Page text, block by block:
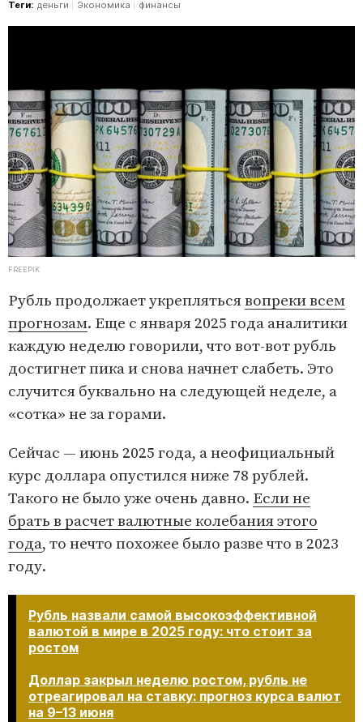
Теги: деньги Экономика финансы
FREEPIK
Рубль продолжает укреплятьсявопреки всем
прогнозам. Еще с января 2025 года аналитики
каждую неделю говорили, что вот-вот рубль
достигнет пика и снова начнет слабеть. Это
случится буквально на следующей неделе, а
«сотка» не за горами.
Сейчас — июнь 2025 года, а неофициальный
курс доллара опустился ниже 78 рублей.
Такого не было уже очень давно. Если не
брать в расчет валютные колебания этого
года, то нечто похожее было разве что в 2023
году.
Рубль назвали самой высокоэффективной
валютой в мире в 2025 году: что стоит за
ростом
Доллар закрыл неделю ростом, рубль не
отреагировал на ставку: прогноз курса валют
на 9–13 июня